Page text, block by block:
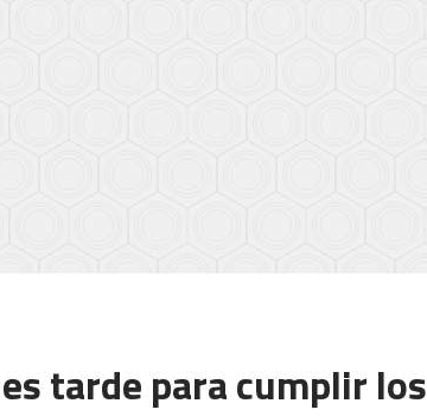
tarde para cumplir los